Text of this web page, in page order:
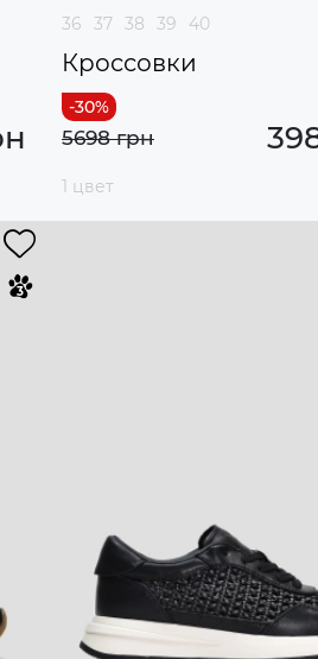
36 37 38 39 40
Кроссовки
5698 грн
1 цвет